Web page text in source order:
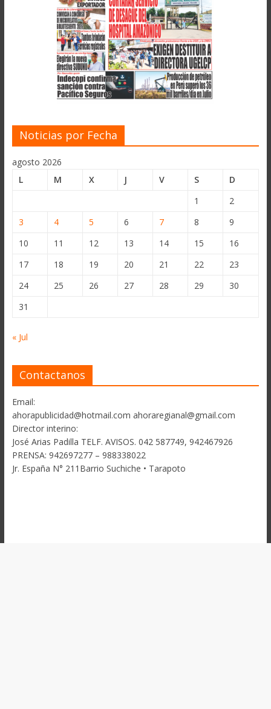
Noticias por Fecha
agosto 2026
L
M X J V S
D
1
2
3
4 5 6 7 8
9
10
11 12 13 14 15
16
17
18 19 20 21 22
23
24
25 26 27 28 29
30
31
« Jul
Contactanos
Email:
ahorapublicidad@hotmail.com ahoraregianal@gmail.com
Director interino:
José Arias Padilla TELF. AVISOS. 042 587749, 942467926
PRENSA: 942697277 – 988338022
Jr. España N° 211Barrio Suchiche • Tarapoto